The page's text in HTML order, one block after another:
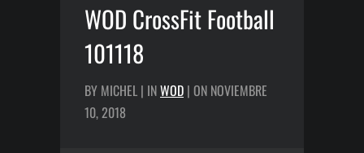
WOD CrossFit Football
101118
BY MICHEL | INWOD | ON NOVIEMBRE
10, 2018